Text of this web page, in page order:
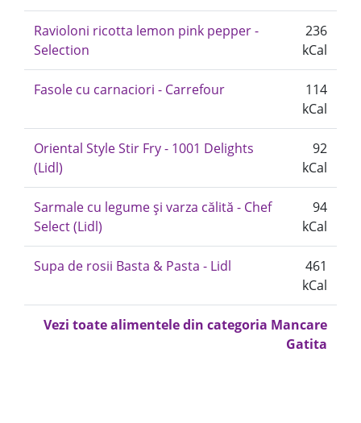
Ravioloni ricotta lemon pink pepper -
Selection
236
kCal
Fasole cu carnaciori - Carrefour
114
kCal
Oriental Style Stir Fry - 1001 Delights
(Lidl)
92
kCal
Sarmale cu legume și varza călită - Chef
Select (Lidl)
94
kCal
Supa de rosii Basta & Pasta - Lidl
461
kCal
Vezi toate alimentele din categoria Mancare
Gatita